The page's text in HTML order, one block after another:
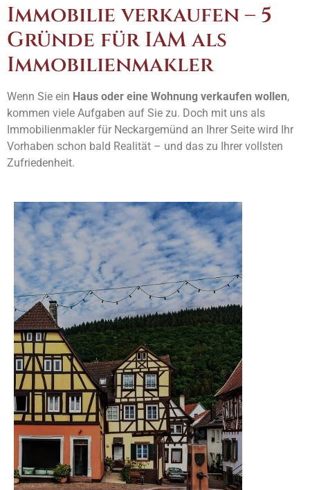
Immobilie verkaufen – 5
Gründe für IAM als
Immobilienmakler
Wenn Sie ein Haus oder eine Wohnung verkaufen wollen,
kommen viele Aufgaben auf Sie zu. Doch mit uns als
Immobilienmakler für Neckargemünd an Ihrer Seite wird Ihr
Vorhaben schon bald Realität – und das zu Ihrer vollsten
Zufriedenheit.